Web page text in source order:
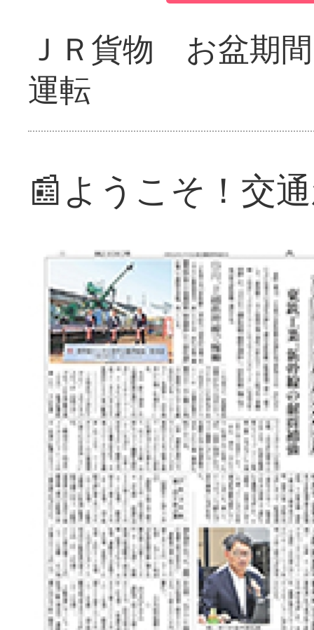
ＪＲ貨物 お盆期
運転
📰ようこそ！交